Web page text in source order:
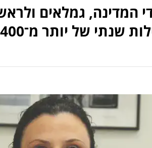
המדינה, גמלאים
יותר מ־400 מיליון שקלים.